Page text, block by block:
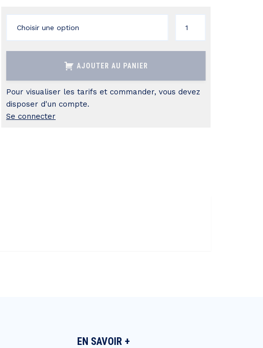
quantité
de
AJOUTER AU PANIER
Pour visualiser les tarifs et commander, vous devez
disposer d'un compte.
Se connecter
EN SAVOIR +